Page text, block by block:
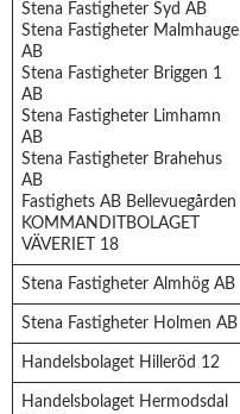
Stena Fastigheter Syd AB
Stena Fastigheter Malmhauge
AB
Stena Fastigheter Briggen 1
AB
Stena Fastigheter Limhamn
AB
Stena Fastigheter Brahehus
AB
Fastighets AB Bellevuegården
KOMMANDITBOLAGET
VÄVERIET 18
Stena Fastigheter Almhög AB
Stena Fastigheter Holmen AB
Handelsbolaget Hilleröd 12
Handelsbolaget Hermodsdal